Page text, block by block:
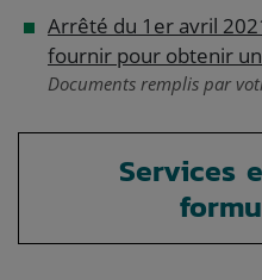
Arrêté du 1er avril
fournir pour obtenir
Documents remplis par
Services